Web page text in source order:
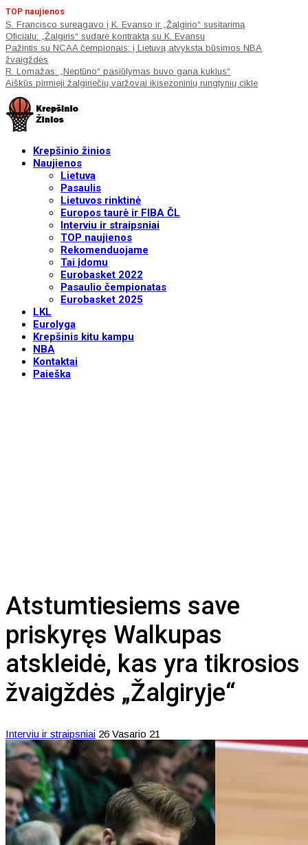
TOP naujienos
S. Francisco sureagavo į K. Evanso ir „Žalgirio“ susitarimą
Oficialu: „Žalgiris“ sudarė kontraktą su K. Evansu
Pažintis su NCAA čempionais: į Lietuvą atvyksta būsimos NBA
žvaigždės
R. Lomažas: „Neptūno“ pasiūlymas buvo gana kuklus“
Aiškūs pirmieji žalgiriečių varžovai ikisezoninių rungtynių cikle
Krepšinio žinios
Naujienos
Lietuva
Pasaulis
Lietuvos rinktinė
Europos taurė ir FIBA ČL
Interviu ir straipsniai
TOP naujienos
Rekomenduojame
Tai įdomu
Eurobasket 2022
Pasaulio čempionatas
Eurobasket 2025
LKL
Eurolyga
Krepšinis kitu kampu
NBA
Kontaktai
Paieška
Atstumtiesiems save
priskyręs Walkupas
atskleidė, kas yra tikrosios
žvaigždės „Žalgiryje“
Interviu ir straipsniai 26 Vasario 21